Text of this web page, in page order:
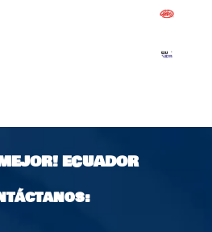
ECUADOR